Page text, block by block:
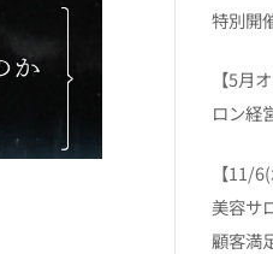
特別開
【5月
ロン経
【11/
美容サ
顧客満